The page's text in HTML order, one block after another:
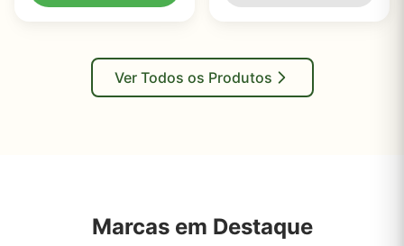
Ver Todos os Produtos
Marcas em Destaque